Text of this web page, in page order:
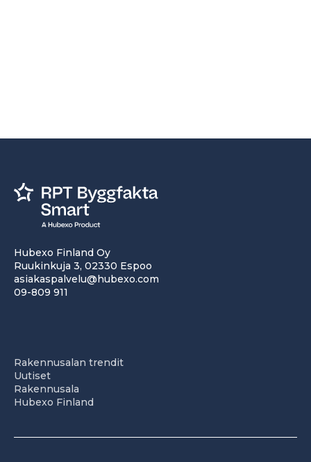
Hubexo Finland Oy
Ruukinkuja 3, 02330 Espoo
asiakaspalvelu@hubexo.com
09-809 911
Rakennusalan trendit
Uutiset
Rakennusala
Hubexo Finland